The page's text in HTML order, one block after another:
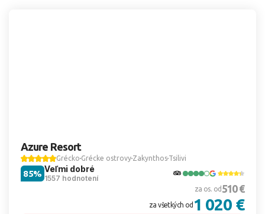
Azure Resort
Grécko Grécke ostrovy Zakynthos Tsilivi
Veľmi dobré
1557 hodnotení
85%
za os. od 510 €
za všetkých od 1 020 €